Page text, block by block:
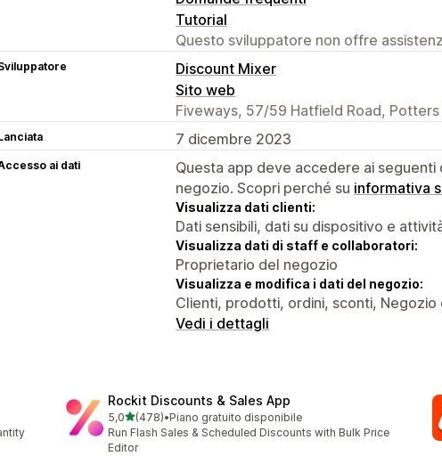
Tutorial
Questo sviluppatore non offre
Discount Mixer
Sito web
Fiveways, 57/59 Hatfield Road, Potters
7 dicembre 2023
ai dati
Questa app deve accedere ai
negozio. Scopri perché su informativa
Visualizza dati clienti:
Dati sensibili, dati su dispositivo e
Visualizza dati di staff e collaboratori:
Proprietario del negozio
Visualizza e modifica i dati del negozio:
Clienti, prodotti, ordini, sconti, Negozio
Vedi i dettagli
Rockit Discounts & Sales App
5,0stelle su 5
(478)
478 recensioni totali
•Piano gratuito disponibile
Run Flash Sales & Scheduled Discounts with Bulk Price
Editor